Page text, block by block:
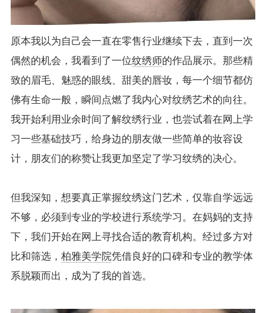
原本我以为自己会一直在零售行业继续下去，直到一次
偶然的机会，我看到了一位纹绣师的作品展示。那些精
致的眉毛、魅惑的眼线、甜美的唇妆，每一个细节都仿
佛有生命一般，瞬间点燃了我内心对纹绣艺术的向往。
我开始利用业余时间了解纹绣行业，也尝试着在网上学
习一些基础技巧，给身边的朋友做一些简单的妆容设
计，朋友们的称赞让我更加坚定了学习纹绣的决心。
但我深知，想要真正掌握纹绣这门艺术，仅靠自学远远
不够，必须到专业的学校进行系统学习。在妈妈的支持
下，我们开始在网上寻找合适的教育机构。经过多方对
比和筛选， 柏雅美学院凭借良好的口碑和专业的教学体
系脱颖而出，成为了我的首选。